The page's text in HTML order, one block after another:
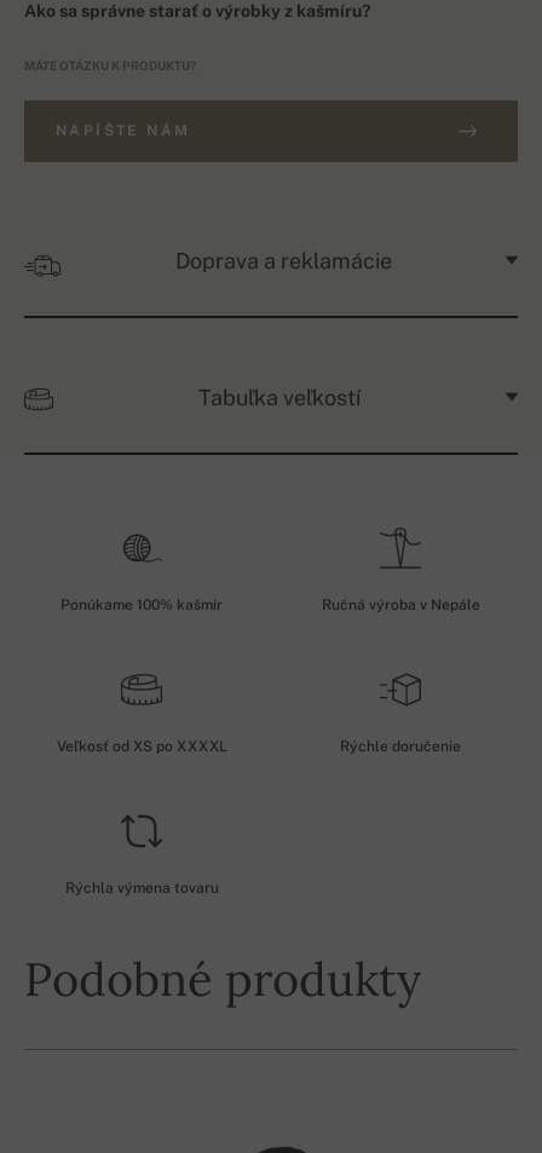
Ako sa správne starať o výrobky z kašmíru?
MÁTE OTÁZKU K PRODUKTU?
NAPÍŠTE NÁM
Doprava a reklamácie
Tabuľka veľkostí
Ponúkame 100% kašmír Ručná výroba v Nepále
Veľkosť od XS po XXXXL Rýchle doručenie
Rýchla výmena tovaru
Podobné produkty